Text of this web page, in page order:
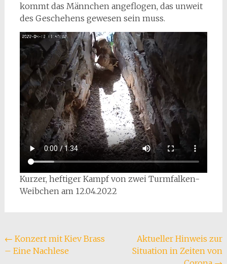
kommt das Männchen angeflogen, das unweit
des Geschehens gewesen sein muss.
Kurzer, heftiger Kampf von zwei Turmfalken-
Weibchen am 12.04.2022
Beitragsnavigation
← Konzert mit Kiev Brass
– Eine Nachlese
Aktueller Hinweis zur
Situation in Zeiten von